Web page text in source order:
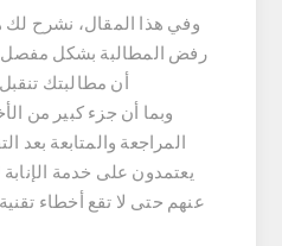
وفي هذا المقال، نشرح لك
رفض المطالبة بشكل مفصل
أن مطالبتك
وبما أن جزء كبير من
المراجعة والمتابعة بعد
يعتمدون على خدمة الإنابة
عنهم حتى لا تقع أخطاء